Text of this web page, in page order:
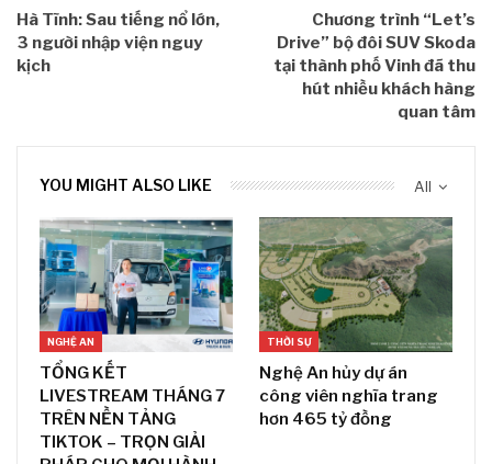
Hà Tĩnh: Sau tiếng nổ lớn,
3 người nhập viện nguy
kịch
Chương trình “Let’s
Drive” bộ đôi SUV Skoda
tại thành phố Vinh đã thu
hút nhiều khách hàng
quan tâm
All
YOU MIGHT ALSO LIKE
NGHỆ AN
TỔNG KẾT
LIVESTREAM THÁNG 7
TRÊN NỀN TẢNG
TIKTOK – TRỌN GIẢI
THỜI SỰ
Nghệ An hủy dự án
công viên nghĩa trang
hơn 465 tỷ đồng